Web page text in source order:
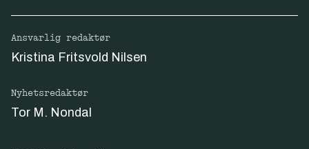
Ansvarlig redaktør
Kristina Fritsvold Nilsen
Nyhetsredaktør
Tor M. Nondal